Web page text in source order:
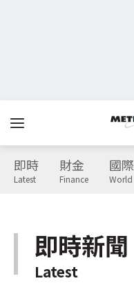
即時
Latest
財金
Finance
國際
World
即時新聞
Latest